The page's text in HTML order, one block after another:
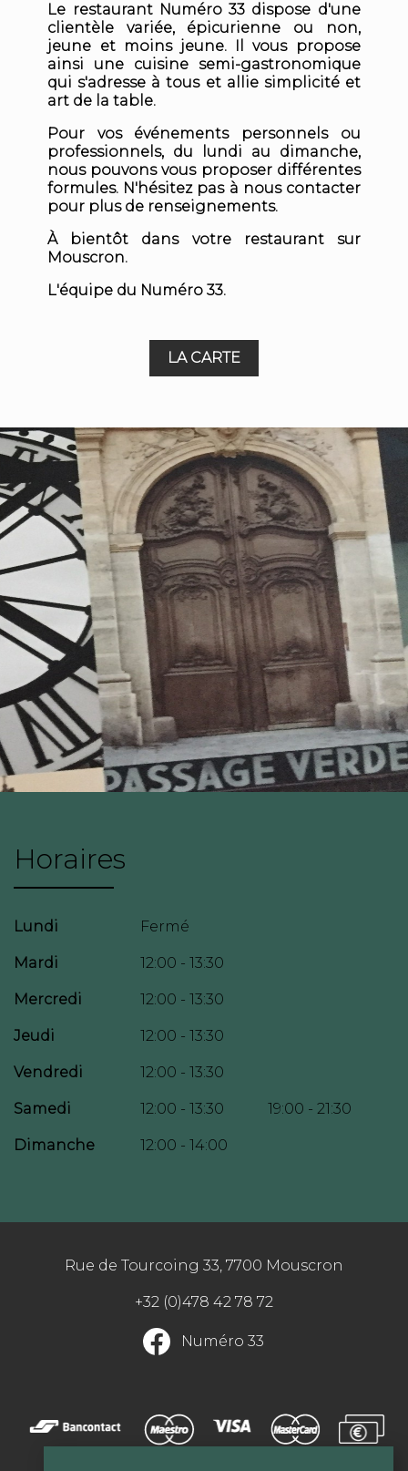
Le restaurant Numéro 33 dispose d'une
clientèle variée, épicurienne ou non,
jeune et moins jeune. Il vous propose
ainsi une cuisine semi-gastronomique
qui s'adresse à tous et allie simplicité et
art de la table.
Pour vos événements personnels ou
professionnels, du lundi au dimanche,
nous pouvons vous proposer différentes
formules. N'hésitez pas à nous contacter
pour plus de renseignements.
À bientôt dans votre restaurant sur
Mouscron.
L'équipe du Numéro 33.
LA CARTE
Horaires
Lundi Fermé
Mardi 12:00 - 13:30
Mercredi 12:00 - 13:30
Jeudi 12:00 - 13:30
Vendredi 12:00 - 13:30
Samedi 12:00 - 13:30 19:00 - 21:30
Dimanche 12:00 - 14:00
Rue de Tourcoing 33, 7700 Mouscron
+32 (0)478 42 78 72
Numéro 33